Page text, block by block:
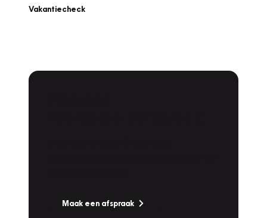
Vakantiecheck
Maak een afspraak